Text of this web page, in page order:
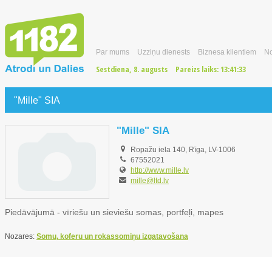
Par mums Uzziņu dienests Biznesa klientiem
Sestdiena, 8. augusts Pareizs laiks: 13:41:34
"Mille" SIA
"Mille" SIA
Ropažu iela 140, Rīga, LV-1006
67552021
http://www.mille.lv
mille@ltd.lv
Piedāvājumā - vīriešu un sieviešu somas, portfeļi, mapes
Nozares: Somu, koferu un rokassomiņu izgatavošana